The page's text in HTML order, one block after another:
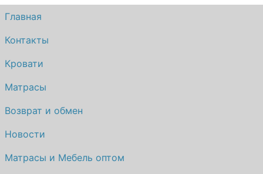
Главная
Контакты
Кровати
Матрасы
Возврат и обмен
Новости
Матрасы и Мебель оптом